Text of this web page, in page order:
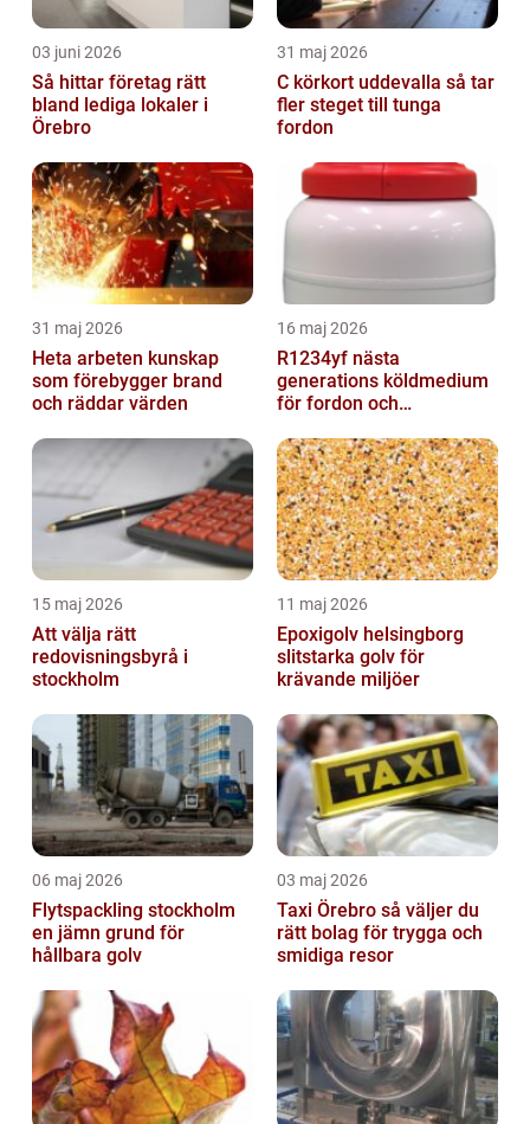
03 juni 2026
Så hittar företag rätt
bland lediga lokaler i
Örebro
31 maj 2026
C körkort uddevalla så tar
fler steget till tunga
fordon
31 maj 2026
Heta arbeten kunskap
som förebygger brand
och räddar värden
16 maj 2026
R1234yf nästa
generations köldmedium
för fordon och
15 maj 2026
Att välja rätt
redovisningsbyrå i
stockholm
11 maj 2026
Epoxigolv helsingborg
slitstarka golv för
krävande miljöer
06 maj 2026
Flytspackling stockholm
en jämn grund för
hållbara golv
03 maj 2026
Taxi Örebro så väljer du
rätt bolag för trygga och
smidiga resor